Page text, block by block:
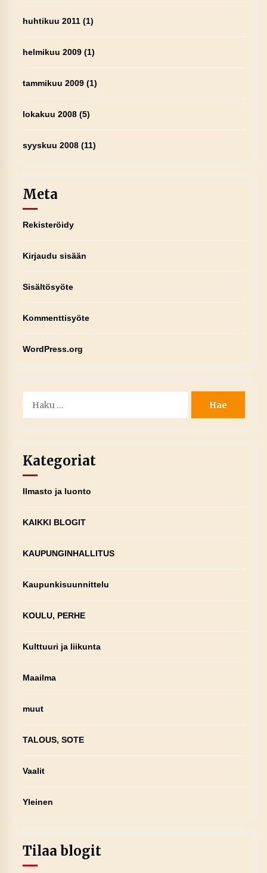
huhtikuu 2011(1)
helmikuu 2009(1)
tammikuu 2009(1)
lokakuu 2008(5)
syyskuu 2008(11)
Meta
Rekisteröidy
Kirjaudu sisään
Sisältösyöte
Kommenttisyöte
WordPress.org
Kategoriat
Ilmasto ja luonto
KAIKKI BLOGIT
KAUPUNGINHALLITUS
Kaupunkisuunnittelu
KOULU, PERHE
Kulttuuri ja liikunta
Maailma
muut
TALOUS, SOTE
Vaalit
Yleinen
Tilaa blogit